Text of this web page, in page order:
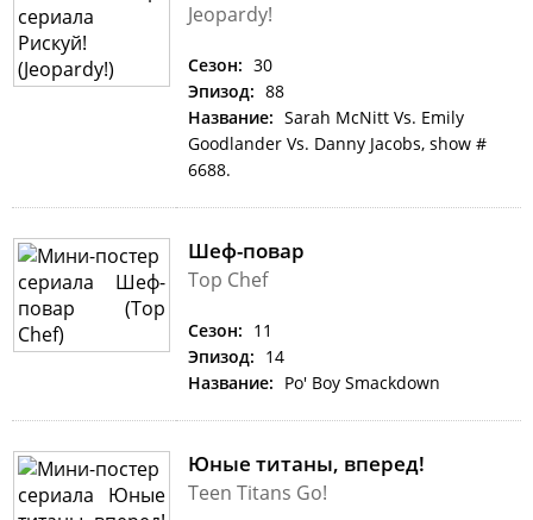
Jeopardy!
Сезон: 30
Эпизод: 88
Название: Sarah McNitt Vs. Emily
Goodlander Vs. Danny Jacobs, show #
6688.
Шеф-повар
Top Chef
Сезон: 11
Эпизод: 14
Название: Po' Boy Smackdown
Юные титаны, вперед!
Teen Titans Go!